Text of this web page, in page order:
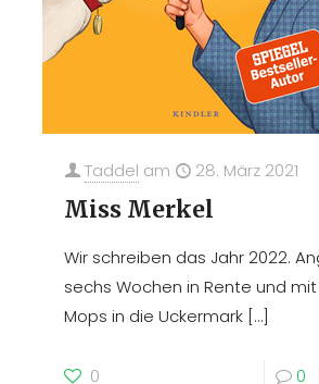
Taddel am 28. März 2021
Miss Merkel
Wir schreiben das Jahr 2022.
sechs Wochen in Rente und
Mops in die Uckermark […]
0 0